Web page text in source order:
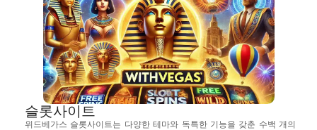
슬롯사이트
위드베가스 슬롯사이트는 다양한 테마와 독특한 기능을 갖춘 수백 개의